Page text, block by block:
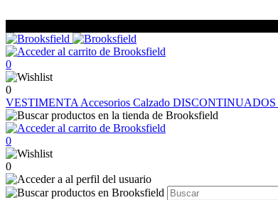
0
0
VESTIMENTA Accesorios Calzado DISCONTINUADOS
0
0